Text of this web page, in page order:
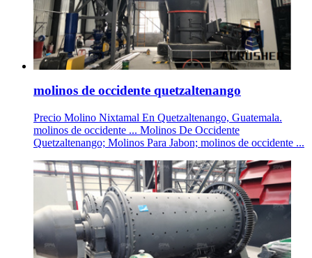
molinos de occidente quetzaltenango
Precio Molino Nixtamal En Quetzaltenango, Guatemala.
molinos de occidente ... Molinos De Occidente
Quetzaltenango; Molinos Para Jabon; molinos de occidente ...